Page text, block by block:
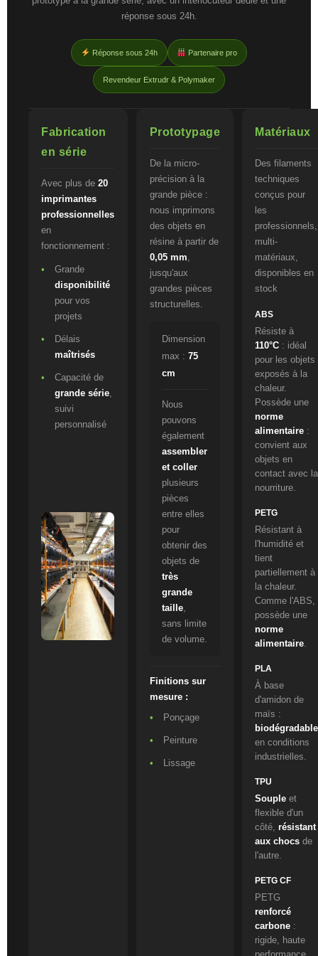
réponse sous 24h.
Réponse sous 24h Partenaire pro
Revendeur Extrudr & Polymaker
Fabrication
en série
Avec plus de20
imprimantes
professionnelles
en
fonctionnement :
Grande
disponibilité
pour vos
projets
Délais
maîtrisés
Capacité de
grande série
suivi
personnalisé
Prototypage
De la micro-
précision à la
grande pièce :
nous imprimons
des objets en
résine à partir de
0,05 mm,
jusqu'aux
grandes pièces
structurelles.
Dimension
max : 75
cm
Nous
pouvons
également
assembler
et coller
plusieurs
pièces
entre elles
pour
obtenir des
objets de
très
grande
taille,
sans limite
de volume.
Finitions sur
mesure :
Ponçage
Peinture
Lissage
Matériaux
Des filaments
techniques
conçus pour
les
professionnels,
multi-
matériaux,
disponibles en
stock
ABS
Résiste à
110°C : idéal
pour les objets
exposés à la
chaleur.
Possède une
norme
alimentaire :
convient aux
objets en
contact avec la
nourriture.
PETG
Résistant à
l'humidité et
tient
partiellement à
la chaleur.
Comme l'ABS,
possède une
norme
alimentaire
PLA
À base
d'amidon de
maïs :
biodégradable
en conditions
industrielles.
TPU
Souple et
flexible d'un
côté,résistant
aux chocs de
l'autre.
PETG CF
PETG
renforcé
carbone :
rigide, haute